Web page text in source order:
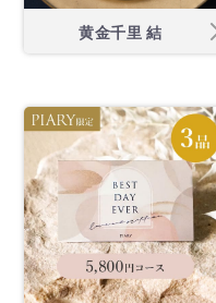
黄金千里 結